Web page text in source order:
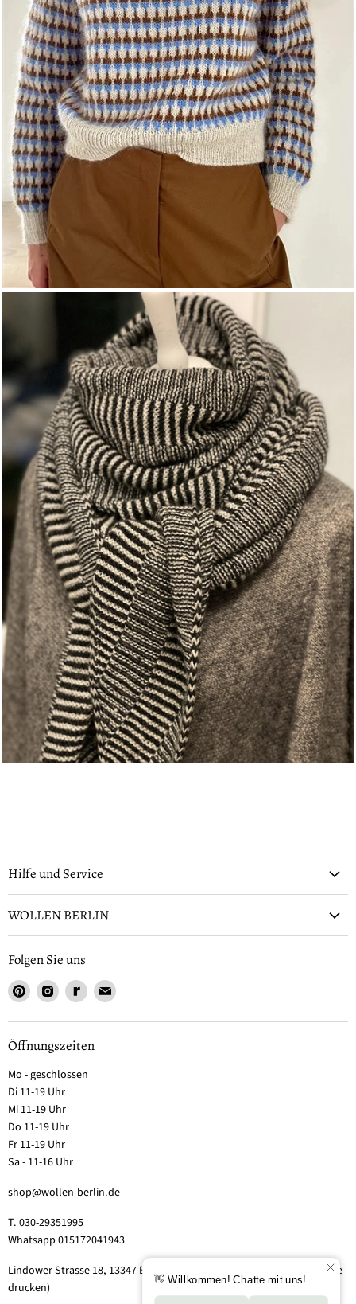
Hilfe und Service
WOLLEN BERLIN
Folgen Sie uns
Öffnungszeiten
Mo - geschlossen
Di 11-19 Uhr
Mi 11-19 Uhr
Do 11-19 Uhr
Fr 11-19 Uhr
Sa - 11-16 Uhr
shop@wollen-berlin.de
T. 030-29351995
Whatsapp 015172041943
Lindower Strasse 18, 13347 Berlin-Wedding (Hof 2, Aufgang 5 - Tor bitte
drucken)